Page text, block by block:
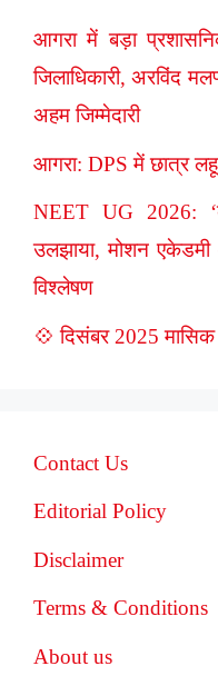
आगरा में बड़ा
जिलाधिकारी, अरविंद
अहम जिम्मेदारी
आगरा: DPS में छात्र
NEET UG 2026:
उलझाया, मोशन
विश्लेषण
💠 दिसंबर 2025
Contact Us
Editorial Policy
Disclaimer
Terms & Conditions
About us